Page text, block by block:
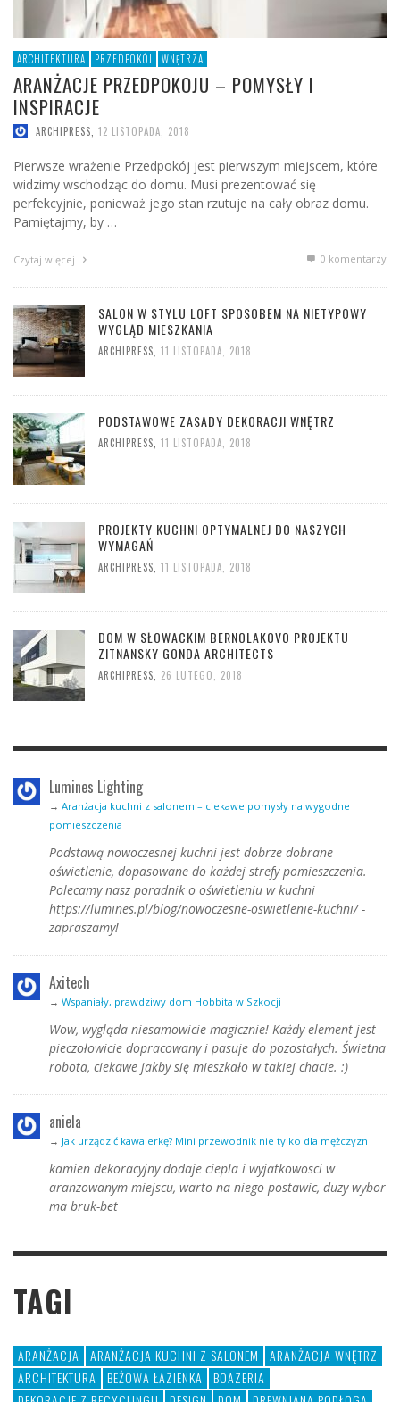
ARCHITEKTURA PRZEDPOKÓJ WNĘTRZA
ARANŻACJE PRZEDPOKOJU – POMYSŁY I
INSPIRACJE
ARCHIPRESS, 12 LISTOPADA, 2018
Pierwsze wrażenie Przedpokój jest pierwszym miejscem, które
widzimy wschodząc do domu. Musi prezentować się
perfekcyjnie, ponieważ jego stan rzutuje na cały obraz domu.
Pamiętajmy, by …
Czytaj więcej 0 komentarzy
SALON W STYLU LOFT SPOSOBEM NA NIETYPOWY
WYGLĄD MIESZKANIA
ARCHIPRESS 11 LISTOPADA, 2018
PODSTAWOWE ZASADY DEKORACJI WNĘTRZ
ARCHIPRESS 11 LISTOPADA, 2018
PROJEKTY KUCHNI OPTYMALNEJ DO NASZYCH
WYMAGAŃ
ARCHIPRESS 11 LISTOPADA, 2018
DOM W SŁOWACKIM BERNOLAKOVO PROJEKTU
ZITNANSKY GONDA ARCHITECTS
ARCHIPRESS 26 LUTEGO, 2018
Lumines Lighting
→ Aranżacja kuchni z salonem – ciekawe pomysły na wygodne
pomieszczenia
Podstawą nowoczesnej kuchni jest dobrze dobrane
oświetlenie, dopasowane do każdej strefy pomieszczenia.
Polecamy nasz poradnik o oświetleniu w kuchni
https://lumines.pl/blog/nowoczesne-oswietlenie-kuchni/ -
zapraszamy!
Axitech
→ Wspaniały, prawdziwy dom Hobbita w Szkocji
Wow, wygląda niesamowicie magicznie! Każdy element jest
pieczołowicie dopracowany i pasuje do pozostałych. Świetna
robota, ciekawe jakby się mieszkało w takiej chacie. :)
aniela
→ Jak urządzić kawalerkę? Mini przewodnik nie tylko dla mężczyzn
kamien dekoracyjny dodaje ciepla i wyjatkowosci w
aranzowanym miejscu, warto na niego postawic, duzy wybor
ma bruk-bet
TAGI
ARANŻACJA ARANŻACJA KUCHNI Z SALONEM
ARANŻACJA WNĘTRZ
ARCHITEKTURA
BEŻOWA ŁAZIENKA
BOAZERIA